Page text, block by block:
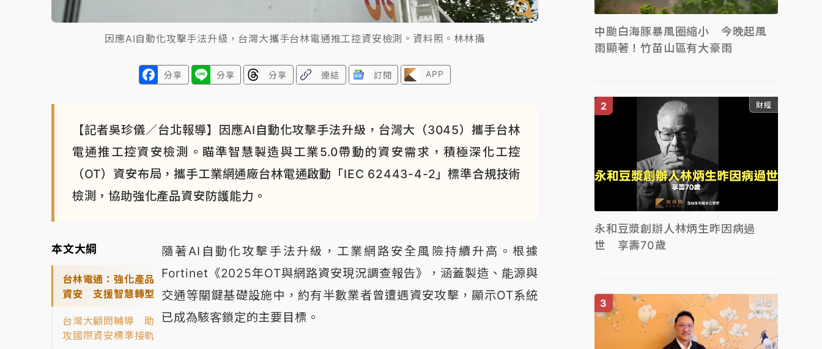
因應AI自動化攻擊手法升級，台灣大攜手台林電通推工控資安檢測。資料照。林林攝
分享 分享 分享 連結 訂閱 APP
【記者吳珍儀／台北報導】因應AI自動化攻擊手法升級，台灣大（3045）攜手台林
電通推工控資安檢測。瞄準智慧製造與工業5.0帶動的資安需求，積極深化工控
（OT）資安布局，攜手工業網通廠台林電通啟動「IEC 62443-4-2」標準合規技術
檢測，協助強化產品資安防護能力。
本文大綱
台林電通：強化產品
資安 支援智慧轉型
台灣大顧問輔導 助
攻國際資安標準接軌
隨著AI自動化攻擊手法升級，工業網路安全風險持續升高。根據
Fortinet《2025年OT與網路資安現況調查報告》，涵蓋製造、能源與
交通等關鍵基礎設施中，約有半數業者曾遭遇資安攻擊，顯示OT系統
已成為駭客鎖定的主要目標。
中颱白海豚暴風圈縮小 今晚起風
雨顯著！竹苗山區有大豪雨
財經
永和豆漿創辦人林炳生昨因病過
世 享壽70歲
財經